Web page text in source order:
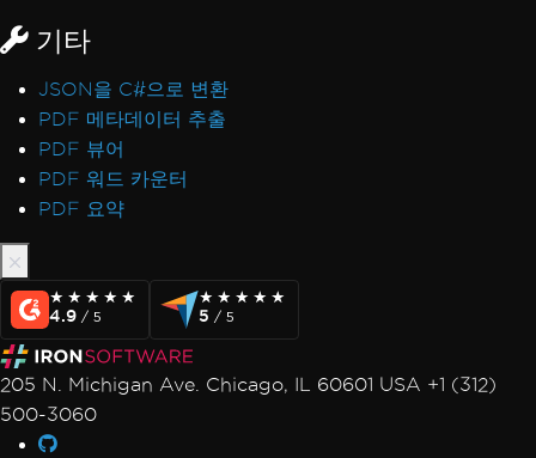
기타
JSON을 C#으로 변환
PDF 메타데이터 추출
PDF 뷰어
PDF 워드 카운터
PDF 요약
★★★★★
★★★★★
4.9 / 5
★★★★★
★★★★★
5 / 5
205 N. Michigan Ave. Chicago, IL 60601 USA +1 (312)
500-3060